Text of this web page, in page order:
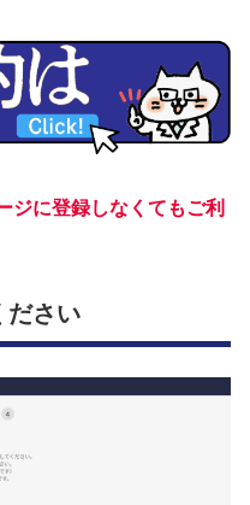
ジに登録しなくてもご利
ださい